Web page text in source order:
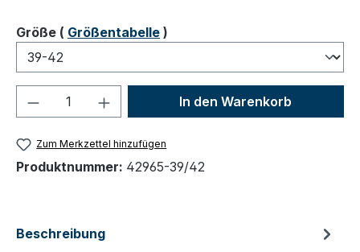
Größeauswählen
( Größentabelle )
Produkt Anzahl: Gib denIn den Warenkorb
Zum Merkzettel hinzufügen
Produktnummer: 42965-39/42
Beschreibung